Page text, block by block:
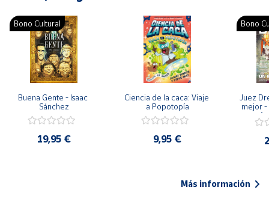
Bono Cultural
Buena Gente - Isaac
Sánchez
19,95 €
Ciencia de la caca: Viaje
a Popotopía
9,95 €
Bono
Juez
mejor -
Más información